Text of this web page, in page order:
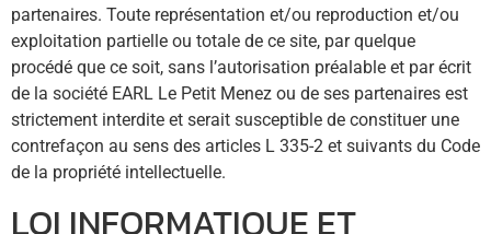
partenaires. Toute représentation et/ou reproduction et/ou
exploitation partielle ou totale de ce site, par quelque
procédé que ce soit, sans l’autorisation préalable et par écrit
de la société EARL Le Petit Menez ou de ses partenaires est
strictement interdite et serait susceptible de constituer une
contrefaçon au sens des articles L 335-2 et suivants du Code
de la propriété intellectuelle.
LOI INFORMATIQUE ET